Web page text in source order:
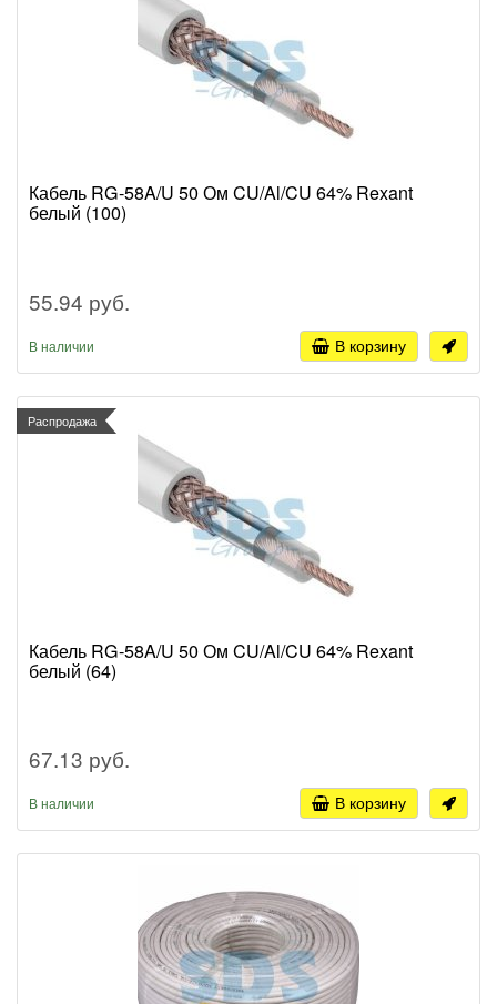
Кабель RG-58A/U 50 Ом CU/Al/CU 64% Rexant
белый (100)
55.94 руб.
В наличии В корзину
Распродажа
Кабель RG-58A/U 50 Ом CU/Al/CU 64% Rexant
белый (64)
67.13 руб.
В наличии В корзину